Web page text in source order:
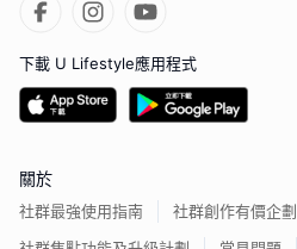
下載 U Lifestyle應用程式
關於
社群最強使用指南
社群創作有價企劃